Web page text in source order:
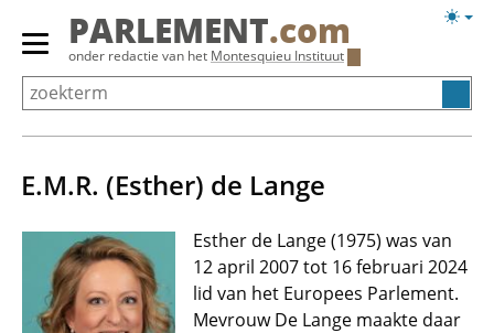
Overslaan
Primair
menu
tonen/verbergen
PARLEMENT.com
onder redactie van het Montesquieu Instituut
E.M.R. (Esther) de Lange
Esther de Lange (1975) was van
12 april 2007 tot 16 februari 2024
lid van het Europees Parlement.
Mevrouw De Lange maakte daar